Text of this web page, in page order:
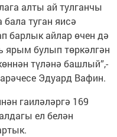
алты ай тулганчы
туган яисә
барлык айлар өчен дә
ярым булып төркәлгән
түләнә башлый”,-
Эдуард Вафин.
гаиләләргә 169
ел белән